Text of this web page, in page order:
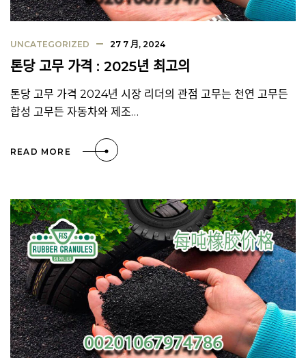
UNCATEGORIZED 27 7 月, 2024
톤당 고무 가격 : 2025년 최고의
톤당 고무 가격 2024년 시장 리더의 관점 고무는 천연 고무든
합성 고무든 자동차와 제조…
READ MORE